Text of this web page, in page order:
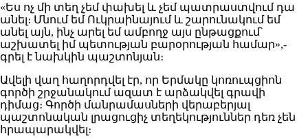
«Ես ոչ մի տեղ չեմ փախել և չեմ պատրաստվում դա
անել։ Մնում եմ Ուկրաինայում և շարունակում եմ
անել այն, ինչ արել եմ ամբողջ այս ընթացքում՝
աշխատել իմ պետության բարօրության համար»,-
գրել է նախկին պաշտոնյան։
Ավելի վաղ հաղորդվել էր, որ Երմակը կոռուպցիոն
գործի շրջանակում ազատ է արձակվել գրավի
դիմաց։ Գործի մանրամասների վերաբերյալ
պաշտոնական լրացուցիչ տեղեկություններ դեռ չեն
հրապարակվել։